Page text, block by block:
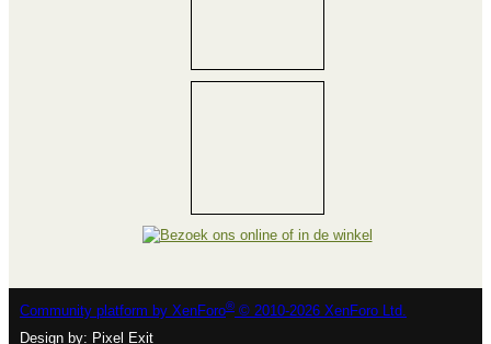
Community platform by XenForo® © 2010-2026 XenForo Ltd.
Design by: Pixel Exit